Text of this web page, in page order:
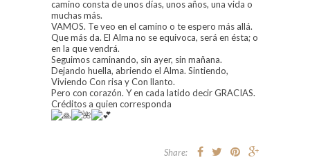
camino consta de unos días, unos años, una vida o
muchas más.
VAMOS. Te veo en el camino o te espero más allá.
Que más da. El Alma no se equivoca, será en ésta; o
en la que vendrá.
Seguimos caminando, sin ayer, sin mañana.
Dejando huella, abriendo el Alma. Sintiendo,
Viviendo Con risa y Con llanto.
Pero con corazón. Y en cada latido decir GRACIAS.
Créditos a quien corresponda
Share: